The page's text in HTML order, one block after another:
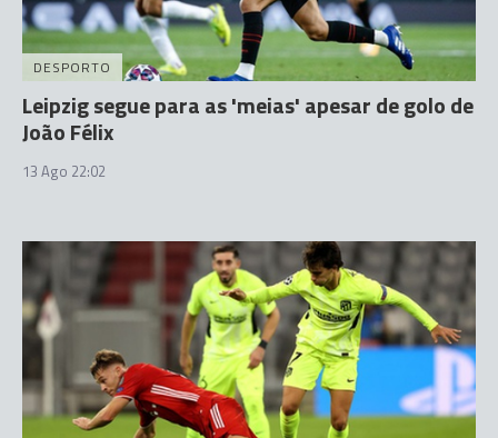
DESPORTO
Leipzig segue para as 'meias' apesar de golo de
João Félix
13 Ago 22:02